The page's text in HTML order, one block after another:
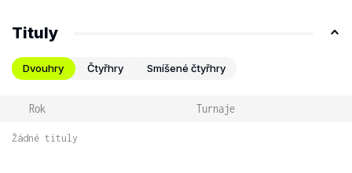
Tituly
Dvouhry Čtyřhry Smíšené čtyřhry
Rok Turnaje
Žádné tituly